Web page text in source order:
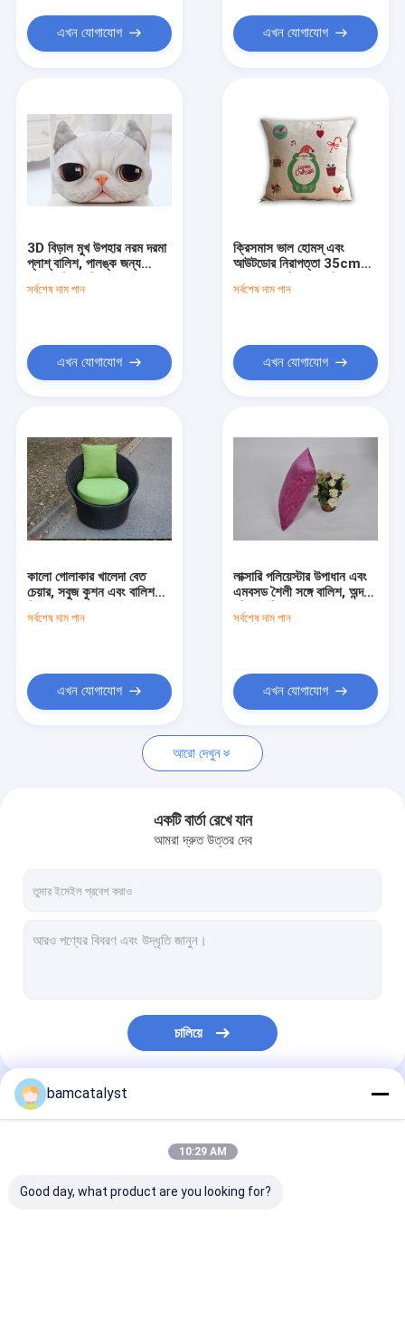
পণ্য
আমাদের সম্পর্কে
কারখানা ভ্রমণ
যোগাযোগ করুন
কেস
দোরোখা জরি তারেক
মেটাল ছাঁটা
কাঁচ তাপ স্থানান্তর
এখন যোগাযোগ এখন যোগাযোগ
3D বিড়াল মুখ উপহার নরম দরমা
প্লাশ্ বালিশ, পালঙ্ক জন্য
সর্বশেষ দাম পান
এখন যোগাযোগ
ক্রিসমাস ভাল হোমস্ এবং
আউটডোর নিরাপত্তা 35cm
সর্বশেষ দাম পান
এখন যোগাযোগ
কালো গোলাকার খালেদা বেত
চেয়ার, সবুজ কুশন এবং বালিশ
সর্বশেষ দাম পান
এখন যোগাযোগ
লাক্সারি পলিয়েস্টার উপাধান এবং
এমবসড শৈলী সঙ্গে বালিশ, অন্দর
সর্বশেষ দাম পান
এখন যোগাযোগ
আরো দেখুন
একটি বার্তা রেখে যান
আমরা দ্রুত উত্তর দেব
চালিয়ে
আমাদের বিভাগসমূহ
bamcatalyst
10:29 AM
Good day, what product are you looking for?